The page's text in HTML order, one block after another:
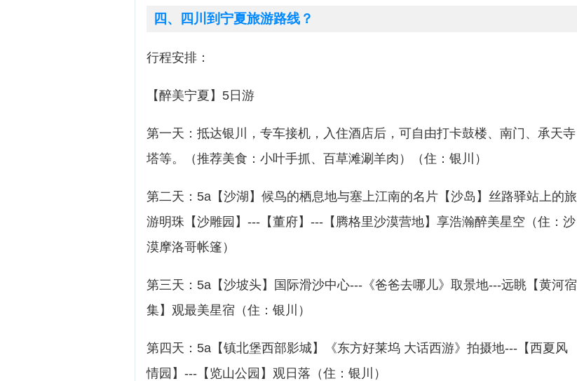
四、四川到宁夏旅游路线？
行程安排：
【醉美宁夏】5日游
第一天：抵达银川，专车接机，入住酒店后，可自由打卡鼓楼、南门、承天寺
塔等。（推荐美食：小叶手抓、百草滩涮羊肉）（住：银川）
第二天：5a【沙湖】候鸟的栖息地与塞上江南的名片【沙岛】丝路驿站上的旅
游明珠【沙雕园】---【董府】---【腾格里沙漠营地】享浩瀚醉美星空（住：沙
漠摩洛哥帐篷）
第三天：5a【沙坡头】国际滑沙中心---《爸爸去哪儿》取景地---远眺【黄河宿
集】观最美星宿（住：银川）
第四天：5a【镇北堡西部影城】《东方好莱坞 大话西游》拍摄地---【西夏风
情园】---【览山公园】观日落（住：银川）